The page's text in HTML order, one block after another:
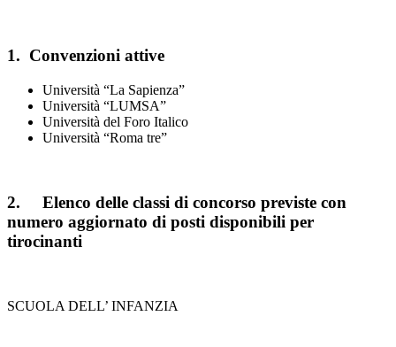
1. Convenzioni attive
Università “La Sapienza”
Università “LUMSA”
Università del Foro Italico
Università “Roma tre”
2. Elenco delle classi di concorso previste con
numero aggiornato di posti disponibili per
tirocinanti
SCUOLA DELL’ INFANZIA